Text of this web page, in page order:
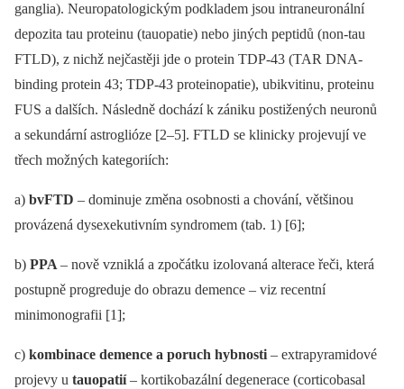
ganglia). Neuropatologickým podkladem jsou intraneuronální
depozita tau proteinu (tauopatie) nebo jiných peptidů (non-tau
FTLD), z nichž nejčastěji jde o protein TDP-43 (TAR DNA-
binding protein 43; TDP-43 proteinopatie), ubikvitinu, proteinu
FUS a dalších. Následně dochází k zániku postižených neuronů
a sekundární astroglióze [2–5]. FTLD se klinicky projevují ve
třech možných kategoriích:
a) bvFTD –⁠ dominuje změna osobnosti a chování, většinou
provázená dysexekutivním syndromem (tab. 1) [6];
b) PPA –⁠ nově vzniklá a zpočátku izolovaná alterace řeči, která
postupně progreduje do obrazu demence –⁠ viz recentní
minimonografii [1];
c) kombinace demence a poruch hybnosti –⁠ extrapyramidové
projevy u tauopatií–⁠ kortikobazální degenerace (corticobasal